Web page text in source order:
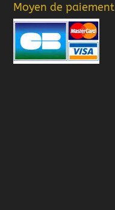
Moyen de paiement